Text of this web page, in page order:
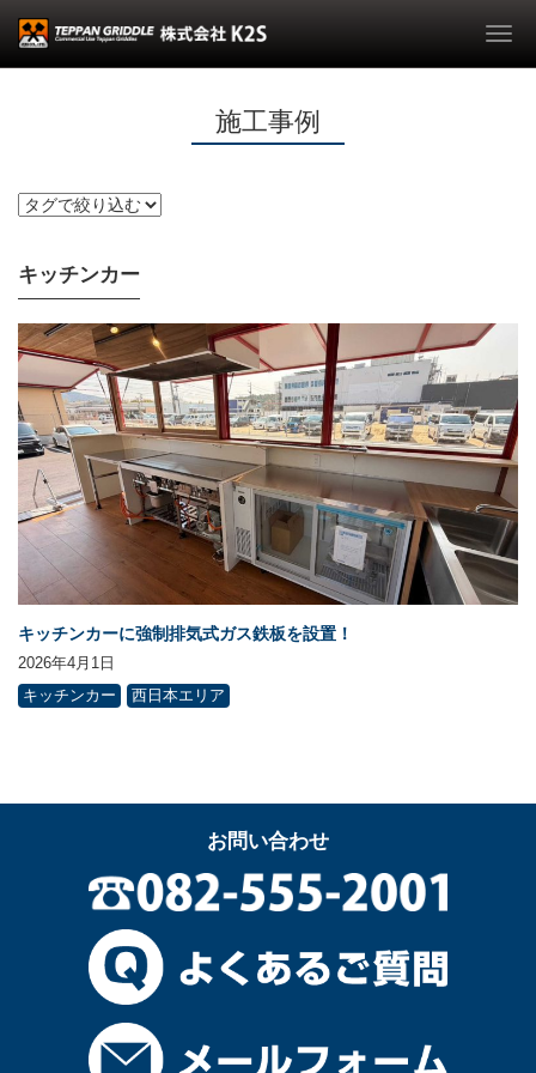
施工事例
キッチンカー
キッチンカーに強制排気式ガス鉄板を設置！
2026年4月1日
キッチンカー
西日本エリア
お問い合わせ